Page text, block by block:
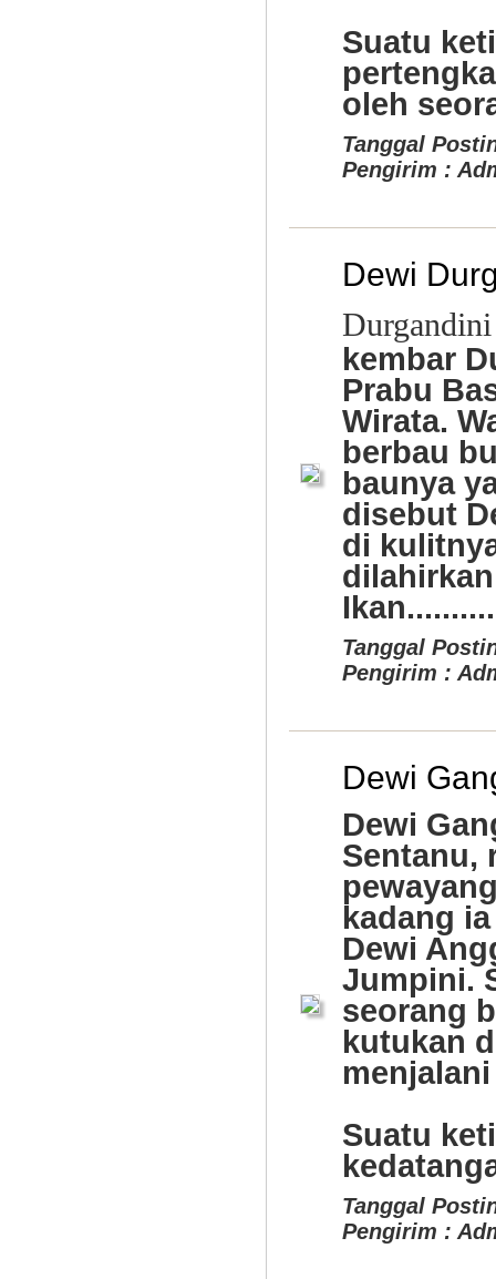
Suatu
oleh
Tanggal
Pengirim :
Dewi
Durgandini
kembar
Prabu
Wirata.
berbau
baunya
disebut
di
Tanggal
Pengirim :
Dewi
Dewi
Sentanu,
kadang
Dewi
Jumpini.
seorang
kutukan
Suatu
Tanggal
Pengirim :